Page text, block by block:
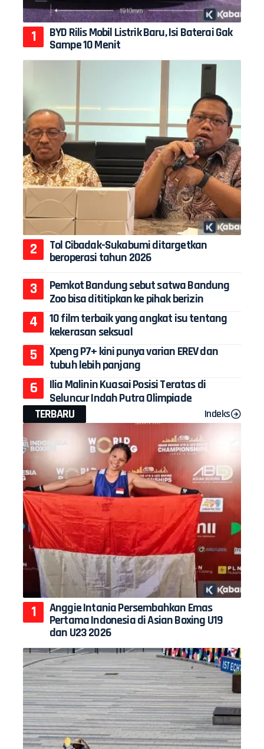
BYD Rilis Mobil Listrik Baru, Isi Baterai Gak
Sampe 10 Menit
Tol Cibadak-Sukabumi ditargetkan
beroperasi tahun 2026
Pemkot Bandung sebut satwa Bandung
Zoo bisa dititipkan ke pihak berizin
10 film terbaik yang angkat isu tentang
kekerasan seksual
Xpeng P7+ kini punya varian EREV dan
tubuh lebih panjang
Ilia Malinin Kuasai Posisi Teratas di
Seluncur Indah Putra Olimpiade
TERBARU
Indeks
Anggie Intania Persembahkan Emas
Pertama Indonesia di Asian Boxing U19
dan U23 2026